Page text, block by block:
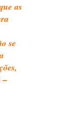
as
se
–